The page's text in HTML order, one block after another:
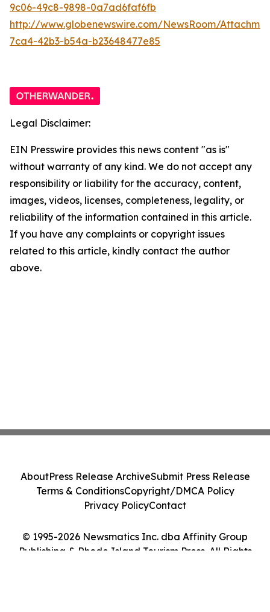
9c06-49c8-9898-0a7ad6faf6fb
http://www.globenewswire.com/NewsRoom/
7ca4-42b3-b54a-b23648477e85
Legal Disclaimer:
EIN Presswire provides this news content "as is"
without warranty of any kind. We do not accept any
responsibility or liability for the accuracy, content,
images, videos, licenses, completeness, legality, or
reliability of the information contained in this article.
If you have any complaints or copyright issues
related to this article, kindly contact the author
above.
© 1995-2026 Newsmatics Inc. dba Affinity Group
Publishing & Rhode Island Tourism Press. All Rights
AboutPress Release ArchiveSubmit Press Release
Terms & ConditionsCopyright/DMCA Policy
Privacy PolicyContact